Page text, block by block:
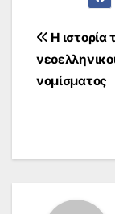
άρθρων
Η ιστορία
νομίσματος